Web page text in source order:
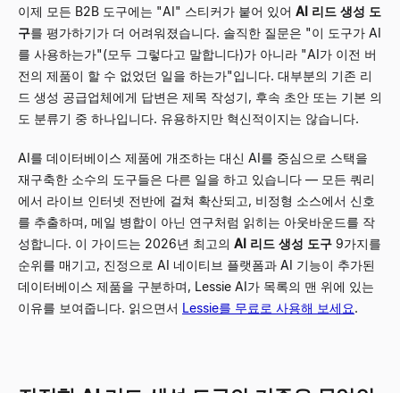
이제 모든 B2B 도구에는 "AI" 스티커가 붙어 있어 AI 리드 생성 도
구를 평가하기가 더 어려워졌습니다. 솔직한 질문은 "이 도구가 AI
를 사용하는가"(모두 그렇다고 말합니다)가 아니라 "AI가 이전 버
전의 제품이 할 수 없었던 일을 하는가"입니다. 대부분의 기존 리
드 생성 공급업체에게 답변은 제목 작성기, 후속 초안 또는 기본 의
도 분류기 중 하나입니다. 유용하지만 혁신적이지는 않습니다.
AI를 데이터베이스 제품에 개조하는 대신 AI를 중심으로 스택을
재구축한 소수의 도구들은 다른 일을 하고 있습니다 — 모든 쿼리
에서 라이브 인터넷 전반에 걸쳐 확산되고, 비정형 소스에서 신호
를 추출하며, 메일 병합이 아닌 연구처럼 읽히는 아웃바운드를 작
성합니다. 이 가이드는 2026년 최고의 AI 리드 생성 도구 9가지를
순위를 매기고, 진정으로 AI 네이티브 플랫폼과 AI 기능이 추가된
데이터베이스 제품을 구분하며, Lessie AI가 목록의 맨 위에 있는
이유를 보여줍니다. 읽으면서 Lessie를 무료로 사용해 보세요.